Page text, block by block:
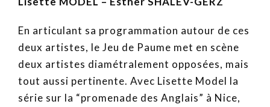
En articulant sa programmation autour de ces
deux artistes, le Jeu de Paume met en scène
deux artistes diamétralement opposées, mais
tout aussi pertinente. Avec Lisette Model la
série sur la “promenade des Anglais” à Nice,